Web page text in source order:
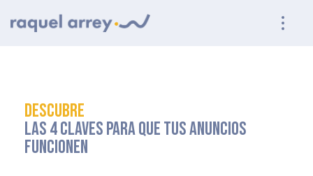
DESCUBRE
LAS 4 CLAVES PARA QUE TUS ANUNCIOS
FUNCIONEN